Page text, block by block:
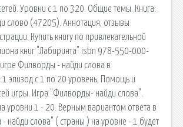
Уровни с 1 по 320. Общие темы. Книга:
слово (47205). Аннотация, отзывы
Купить книгу по привлекательной
книг "Лабиринта" isbn 978-550-000-
Филворды - найди слова в
1 эпизод с 1 по 20 уровень, Помощь и
игры. Игра "Филворды- найди слова".
уровни 1 - 20. Верным вариантом ответа в
найди слова" ( страны ) на уровне - 1 будет